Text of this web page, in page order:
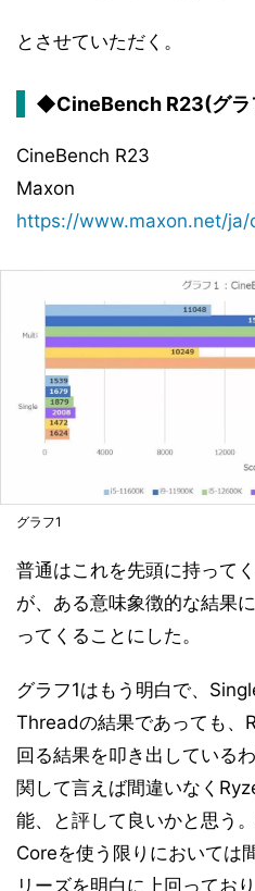
とさせていただく。
◆CineBench R23(グラ
CineBench R23
Maxon
https://www.maxon.net/ja/
グラフ1
普通はこれを先頭に持って
が、ある意味象徴的な結果
ってくることにした。
グラフ1はもう明白で、
Threadの結果であっても
回る結果を叩き出している
関して言えば間違いなく
能、と評して良いかと思う
Coreを使う限りにおいては
リーズを明白に上回ってお